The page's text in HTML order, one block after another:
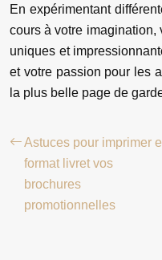
En expérimentant
cours à votre imagination,
uniques et
et votre passion pour les
la plus belle page de
Astuces pour imprimer
format livret vos
brochures
promotionnelles